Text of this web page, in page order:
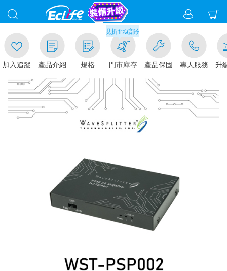
追蹤 產品介紹
滿千元門市取貨現折1%(部分商品不適用)-請點我看
門市庫存 產品保固 專人服務 升級金